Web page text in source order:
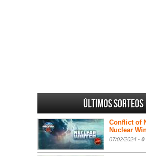
Últimos sorteos
Conflict of
Nuclear
07/02/2024 - 0